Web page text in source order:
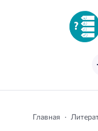
Главная